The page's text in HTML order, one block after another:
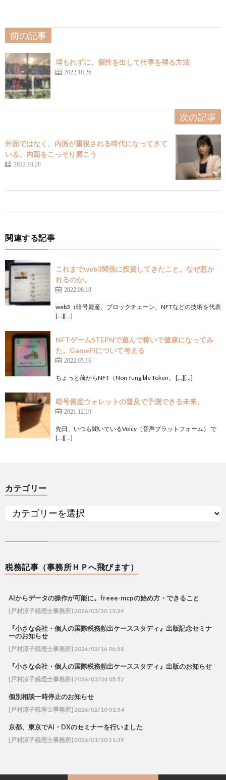
前の記事
埋もれずに、個性を出して仕事を得る方法
2022.10.26
次の記事
外面ではなく、内面が重視される時代になってきて
いる。内面をこっそり磨こう
2022.10.28
関連する記事
これまでweb3関係に投資してきたこと。なぜ惹か
れるのか。
2022.08.18
web3（暗号資産、ブロックチェーン、NFTなどの技術を代表
[…][…]
NFTゲームSTEPNで遊んで稼いで健康になってみ
た。GameFiについて考える
2022.05.16
ちょっと前からNFT（Non-fungible Token。 […][…]
暗号資産ウォレットの普及で予測できる未来。
2021.12.10
先日、いつも聞いているVoicy（音声プラットフォーム） で
[…][…]
カテゴリー
税務記事（事務所ＨＰへ飛びます）
AIからデータの操作が可能に。freee-mcpの始め方・できること
[戸村涼子税理士事務所] 2026/03/30 15:29
『小さな会社・個人の国際税務頻出ケーススタディ』出版記念セミナ
ーのお知らせ
[戸村涼子税理士事務所] 2026/03/16 06:58
『小さな会社・個人の国際税務頻出ケーススタディ』出版のお知らせ
[戸村涼子税理士事務所] 2026/03/04 05:52
個別相談一時停止のお知らせ
[戸村涼子税理士事務所] 2026/02/10 01:34
京都、東京でAI・DXのセミナーを行いました
[戸村涼子税理士事務所] 2026/01/30 21:39